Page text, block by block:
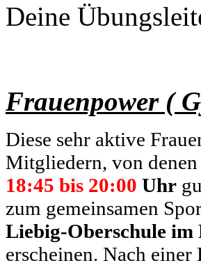
Deine
Frauenpower (
Diese sehr aktive
Mitgliedern, von
18:45 bis 20:00 Uhr
zum gemeinsamen
Liebig-Oberschule im
erscheinen. Nach